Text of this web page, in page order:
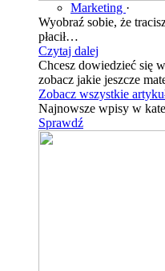
Marketing ·
Wyobraź sobie, że
płacił…
Czytaj dalej
Chcesz dowiedzieć się
zobacz jakie jeszcze
Zobacz wszystkie
Najnowsze wpisy w
Sprawdź